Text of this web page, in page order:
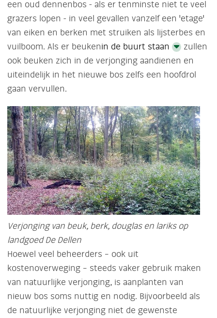
een oud dennenbos - als er tenminste niet te veel
grazers lopen - in veel gevallen vanzelf een 'etage'
van eiken en berken met struiken als lijsterbes en
vuilboom. Als er beukenin de buurt staan
zullen
ook beuken zich in de verjonging aandienen en
uiteindelijk in het nieuwe bos zelfs een hoofdrol
gaan vervullen.
Verjonging van beuk, berk, douglas en lariks op
landgoed De Dellen
Hoewel veel beheerders – ook uit
kostenoverweging – steeds vaker gebruik maken
van natuurlijke verjonging, is aanplanten van
nieuw bos soms nuttig en nodig. Bijvoorbeeld als
de natuurlijke verjonging niet de gewenste